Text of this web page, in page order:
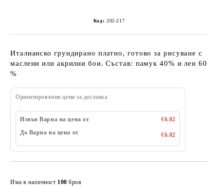
Код: 202-217
Италианско грундирано платно, готово за рисуване с
маслени или акрилни бои. Състав: памук 40% и лен 60
%
Ориентировъчни цени за доставка
Извън Варна на цена от
€6.02
До Варна на цена от
€6.02
Има в наличност 100 броя